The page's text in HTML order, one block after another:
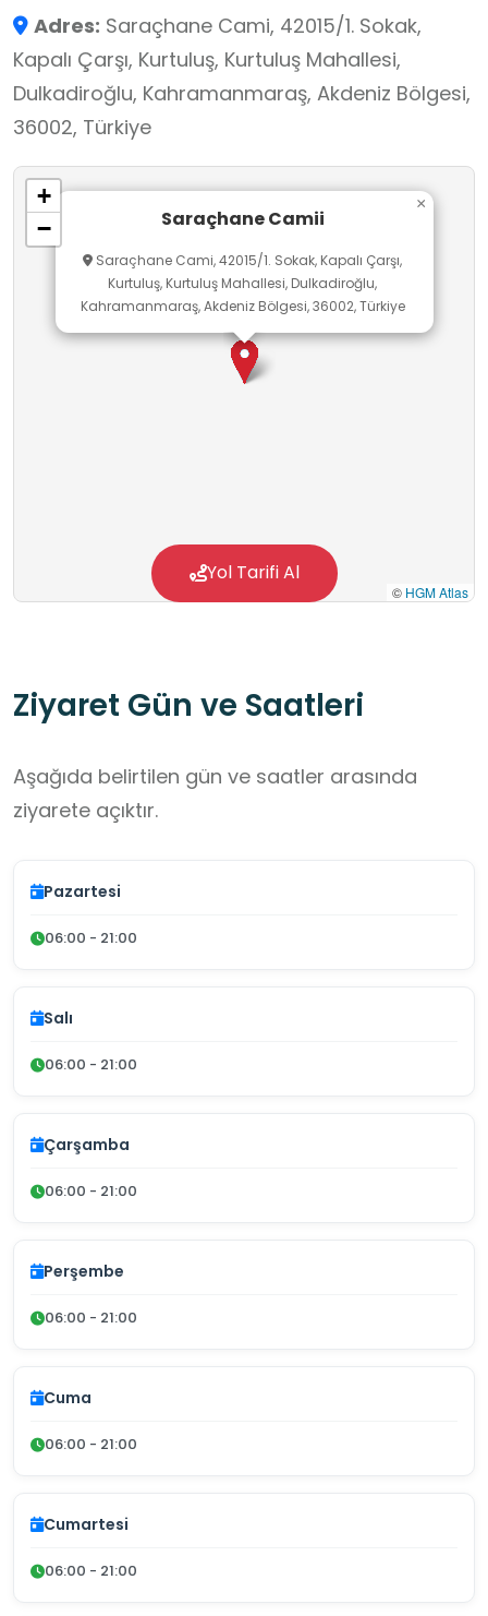
restorasyon çalışmaları, yapının kültürel
mirasını koruyarak gelecek nesillere
aktarılmasını ve benzer afetlere karşı daha
dayanıklı hale getirilmesini amaçlamaktadır.
Adres: Saraçhane Cami, 42015/1. Sokak,
Kapalı Çarşı, Kurtuluş, Kurtuluş Mahallesi,
Dulkadiroğlu, Kahramanmaraş, Akdeniz Bölgesi,
36002, Türkiye
Saraçhane Camii
Saraçhane Cami, 42015/1. Sokak, Kapalı Çarşı,
Kurtuluş, Kurtuluş Mahallesi, Dulkadiroğlu,
Kahramanmaraş, Akdeniz Bölgesi, 36002, Türkiye
×
+
−
© HGM Atlas
Yol Tarifi Al
Ziyaret Gün ve Saatleri
Aşağıda belirtilen gün ve saatler arasında
ziyarete açıktır.
Pazartesi
06:00 - 21:00
Salı
06:00 - 21:00
Çarşamba
06:00 - 21:00
Perşembe
06:00 - 21:00
Cuma
06:00 - 21:00
Cumartesi
06:00 - 21:00